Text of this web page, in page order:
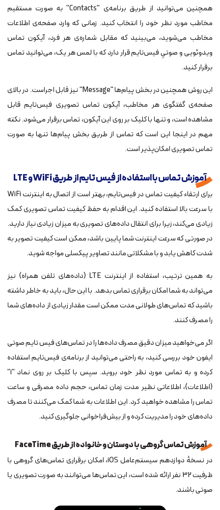
همچنین می‌توانید از طریق برنامه‌ی "Contacts" به صورت مستقیم
مخاطب مورد نظر خود را انتخاب کنید. زمانی که وارد صفحه‌ی اطلاعات
مخاطب می‌شوید، می‌بینید که مقابل شماره‌ی هر فرد، آیکون تماس
ویدوئویی و صوتیِ فیس‌تایم قرار دارد که با لمس هر یک، می‌توانید تماس
برقرار کنید.
این روش همچنین در بخش پیام‌ها "Message" نیز قابل اجراست. در بالای
صفحه‌ی گفتگوی هر مخاطب، آیکون تماس تصویری فیس‌تایم قابل
مشاهده است، و تنها با کلیک بر روی این آیکون، تماس برقرار می‌شود. نکته
مهم در اینجا این است که تماس از طریق بخش پیام‌ها تنها به صورت
تماس تصویری امکان‌پذیر است.
آموزش تماس با استفاده از فیس تایم از طریق WiFi و LTE
برای ارتقاء کیفیت تماس در فیس‌تایم، بهتر است از اتصال به اینترنت WiFi
با سرعت بالا استفاده کنید. این اقدام به حفظ کیفیت تماس تصویری کمک
زیادی می‌کند، زیرا برای انتقال داده‌های تصویری به میزان زیادی نیاز دارید.
در صورتی که سرعت اینترنت شما پایین باشد، ممکن است کیفیت تصویر به
شدت کاهش یابد و با مشکلاتی مانند تصاویر پیکسلی مواجه شوید.
به همین ترتیب، استفاده از اینترنت LTE (داده‌های تلفن همراه) نیز
می‌تواند به شما امکان برقراری تماس بدهد. با این حال، باید به خاطر داشته
باشید که تماس‌های طولانی مدت ممکن است مقدار زیادی از داده‌های شما
را مصرف کنند.
اگر می‌خواهید میزان دقیق مصرف داده‌ها را در تماس‌های فیس‌ تایم صوتی
ايفون خود بررسی کنید، به راحتی می‌توانید از برنامه‌ی فیس‌تایم استفاده
کرده و به تماس مورد نظر خود بروید. سپس با کلیک بر روی نماد "i"
(اطلاعات)، اطلاعاتی نظیر مدت زمان تماس، حجم داده مصرفی و ساعت
تماس را مشاهده خواهید کرد. این اطلاعات به شما کمک می‌کنند تا مصرف
داده‌های خود را مدیریت کرده و از بیش‌فراخوانی جلوگیری کنید.
آموزش تماس گروهی با دوستان و خانواده از طریق FaceTime
در نسخهٔ دوازدهم سیستم‌عامل iOS، امکان برقراری تماس‌های گروهی با
ظرفیت 32 نفر ارائه شده است، این تماس‌ها می‌توانند به صورت تصویری یا
صوتی باشند.